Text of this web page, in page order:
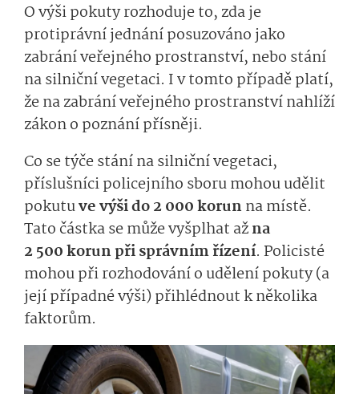
O výši pokuty rozhoduje to, zda je
protiprávní jednání posuzováno jako
zabrání veřejného prostranství, nebo stání
na silniční vegetaci. I v tomto případě platí,
že na zabrání veřejného prostranství nahlíží
zákon o poznání přísněji.
Co se týče stání na silniční vegetaci,
příslušníci policejního sboru mohou udělit
pokutuve výši do 2 000 korunna místě.
Tato částka se může vyšplhat ažna
2 500 korun při správním řízení. Policisté
mohou při rozhodování o udělení pokuty (a
její případné výši) přihlédnout k několika
faktorům.